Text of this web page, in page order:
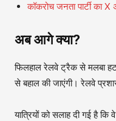
कॉकरोच जनता पार्टी का
अब आगे क्या?
फिलहाल रेलवे ट्रैक से मलबा
से बहाल की जाएंगी। रेलवे
यात्रियों को सलाह दी गई है